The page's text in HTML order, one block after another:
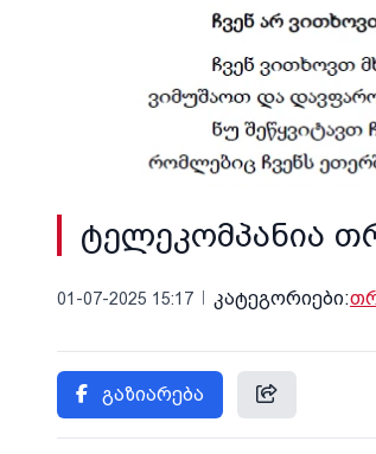
ტელეკომპანია
01-07-2025 15:17 კატეგორიები:
გაზიარება